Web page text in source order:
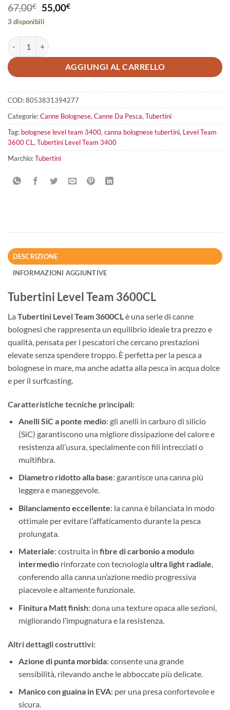
67,00€
Il
prezzo
originale
era:
67,00€.
55,00€Il
3 disponibili
Tubertini Level Team 3600CL quantità
AGGIUNGI AL CARRELLO
COD:8053831394277
Categorie:Canne Bolognese, Canne Da Pesca, Tubertini
Tag: bolognese level team 3400, canna bolognese tubertini, Level Team
3600 CL, Tubertini Level Team 3400
Marchio:Tubertini
DESCRIZIONE
INFORMAZIONI AGGIUNTIVE
Tubertini Level Team 3600CL
La Tubertini Level Team 3600CLè una serie di canne
bolognesi che rappresenta un equilibrio ideale tra prezzo e
qualità, pensata per i pescatori che cercano prestazioni
elevate senza spendere troppo. È perfetta per la pesca a
bolognese in mare, ma anche adatta alla pesca in acqua dolce
e per il surfcasting.
Caratteristiche tecniche principali:
Anelli SiC a ponte medio: gli anelli in carburo di silicio
(SiC) garantiscono una migliore dissipazione del calore e
resistenza all’usura, specialmente con fili intrecciati o
multifibra.
Diametro ridotto alla base: garantisce una canna più
leggera e maneggevole.
Bilanciamento eccellente: la canna è bilanciata in modo
ottimale per evitare l’affaticamento durante la pesca
prolungata.
Materiale: costruita in fibre di carbonio a modulo
intermediorinforzate con tecnologia ultra light radiale,
conferendo alla canna un’azione medio progressiva
piacevole e altamente funzionale.
Finitura Matt finish: dona una texture opaca alle sezioni,
migliorando l’impugnatura e la resistenza.
Altri dettagli costruttivi:
Azione di punta morbida: consente una grande
sensibilità, rilevando anche le abboccate più delicate.
Manico con guaina in EVA: per una presa confortevole e
sicura.